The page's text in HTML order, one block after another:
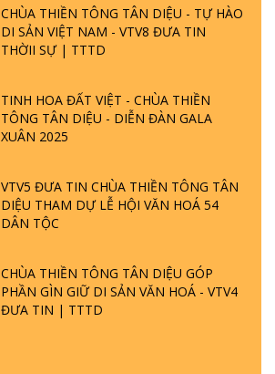
CHÙA THIỀN TÔNG TÂN DIỆU - TỰ HÀO
DI SẢN VIỆT NAM - VTV8 ĐƯA TIN
THỜII SỰ | TTTD
TINH HOA ĐẤT VIỆT - CHÙA THIỀN
TÔNG TÂN DIỆU - DIỄN ĐÀN GALA
XUÂN 2025
VTV5 ĐƯA TIN CHÙA THIỀN TÔNG TÂN
DIỆU THAM DỰ LỄ HỘI VĂN HOÁ 54
DÂN TỘC
CHÙA THIỀN TÔNG TÂN DIỆU GÓP
PHẦN GÌN GIỮ DI SẢN VĂN HOÁ - VTV4
ĐƯA TIN | TTTD